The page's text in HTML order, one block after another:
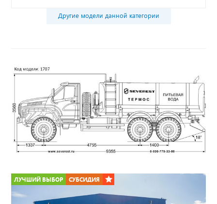
Другие модели данной категории
ЛУЧШИЙ ВЫБОР СУБСИДИЯ *